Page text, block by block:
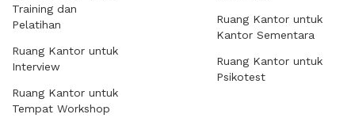
Training dan
Pelatihan
Ruang Kantor untuk
Interview
Ruang Kantor untuk
Tempat Workshop
Ruang Kantor untuk
Kantor Sementara
Ruang Kantor untuk
Psikotest